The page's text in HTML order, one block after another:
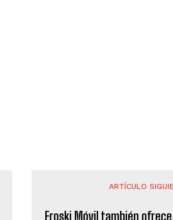
ARTÍCULO
Eroski Móvil también